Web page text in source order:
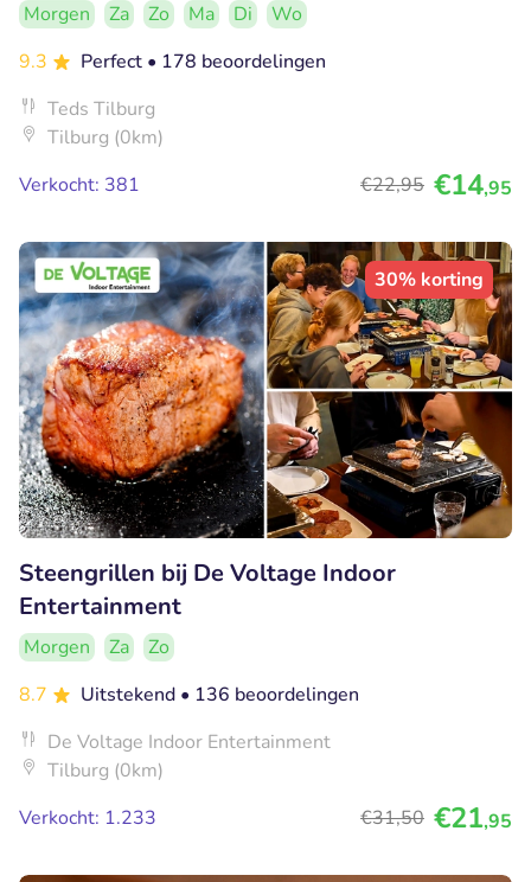
Morgen Za Zo Ma Di
Wo
9.3
Perfect • 178 beoordelingen
Teds Tilburg
Tilburg (0km)
Verkocht: 381
€22,95 €14,95
30% korting
Steengrillen bij De Voltage Indoor
Entertainment
Morgen Za
Zo
8.7
Uitstekend • 136 beoordelingen
De Voltage Indoor Entertainment
Tilburg (0km)
Verkocht: 1.233
€31,50 €21,95